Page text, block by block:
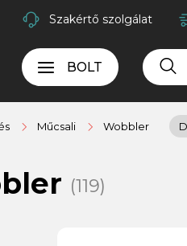
Szakértő szolgálat
BOLT
Műcsali Wobbler
(119)